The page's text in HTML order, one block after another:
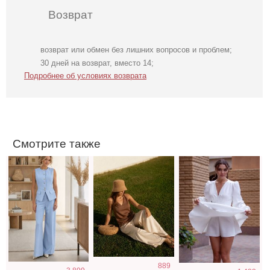
Возврат
возврат или обмен без лишних вопросов и проблем;
30 дней на возврат, вместо 14;
Подробнее об условиях возврата
Смотрите также
Нарядный
голубой костюм
двойка
Коричневая
классическая
шелковая майка
889
Атласное
Коктейльное